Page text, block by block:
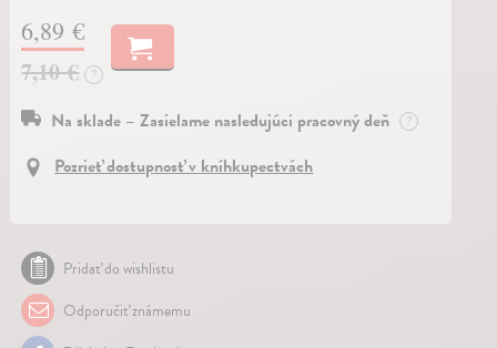
6,89 €
7,10 €
?
Na sklade – Zasielame nasledujúci pracovný deň ?
Pozrieť dostupnosť v kníhkupectvách
Pridať do wishlistu
Odporučiť známemu